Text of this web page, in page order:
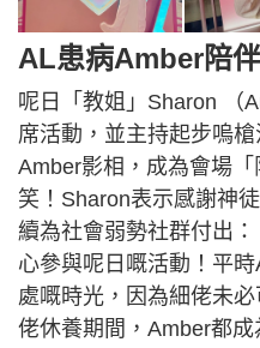
AL患病Amber陪
呢日「教姐」Sharon （
席活動，並主持起步嗚
Amber影相，成為會場
笑！Sharon表示感謝神
續為社會弱勢社群付出
心參與呢日嘅活動！平
處嘅時光，因為細佬未
佬休養期間，Amber都